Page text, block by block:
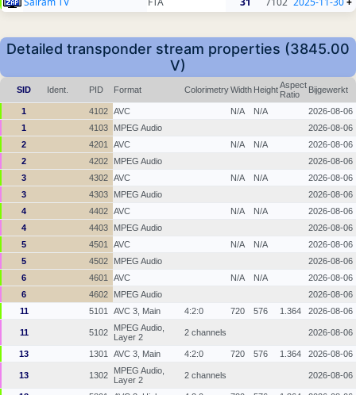
Detailed transponder stream properties (3845.00
V)
SID Ident. PID Format ColorimetryWidth HeightAspect
Ratio
Bijgewerkt
1 4102 AVC N/A N/A
2026-08-06
1
4103 MPEG Audio
2026-08-06
2
4201 AVC N/A N/A
2026-08-06
2
4202 MPEG Audio
2026-08-06
3
4302 AVC N/A N/A
2026-08-06
3
4303 MPEG Audio
2026-08-06
4
4402 AVC N/A N/A
2026-08-06
4
4403 MPEG Audio
2026-08-06
5
4501 AVC N/A N/A
2026-08-06
5
4502 MPEG Audio
2026-08-06
6
4601 AVC N/A N/A
2026-08-06
6
4602 MPEG Audio
2026-08-06
11
5101 AVC 3, Main 4:2:0 720 576 1.364 2026-08-06
11 5102
MPEG Audio,
Layer 2
2 channels 2026-08-06
13 1301 AVC 3, Main 4:2:0 720 576 1.364 2026-08-06
13 1302
MPEG Audio,
Layer 2
2 channels 2026-08-06